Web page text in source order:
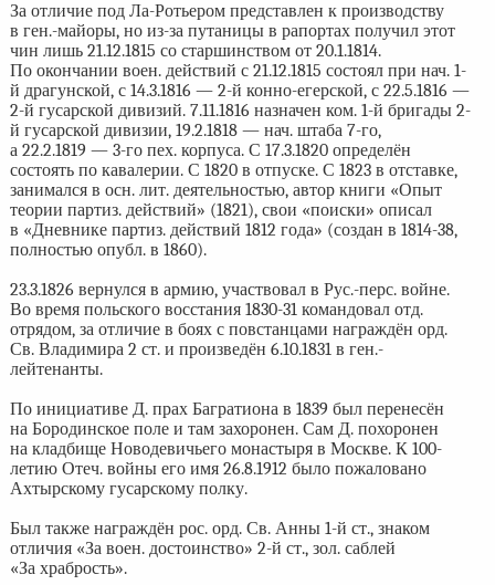
За отличие под Ла-Ротьером представлен к производству
в ген.-майоры, но из-за путаницы в рапортах получил этот
чин лишь 21.12.1815 со старшинством от 20.1.1814.
По окончании воен. действий с 21.12.1815 состоял при нач. 1-
й драгунской, с 14.3.1816 — 2-й конно-егерской, с 22.5.1816 —
2-й гусарской дивизий. 7.11.1816 назначен ком. 1-й бригады 2-
й гусарской дивизии, 19.2.1818 — нач. штаба 7-го,
а 22.2.1819 — 3-го пех. корпуса. С 17.3.1820 определён
состоять по кавалерии. С 1820 в отпуске. С 1823 в отставке,
занимался в осн. лит. деятельностью, автор книги «Опыт
теории партиз. действий» (1821), свои «поиски» описал
в «Дневнике партиз. действий 1812 года» (создан в 1814-38,
полностью опубл. в 1860).
23.3.1826 вернулся в армию, участвовал в Рус.-перс. войне.
Во время польского восстания 1830-31 командовал отд.
отрядом, за отличие в боях с повстанцами награждён орд.
Св. Владимира 2 ст. и произведён 6.10.1831 в ген.-
лейтенанты.
По инициативе Д. прах Багратиона в 1839 был перенесён
на Бородинское поле и там захоронен. Сам Д. похоронен
на кладбище Новодевичьего монастыря в Москве. К 100-
летию Отеч. войны его имя 26.8.1912 было пожаловано
Ахтырскому гусарскому полку.
Был также награждён рос. орд. Св. Анны 1-й ст., знаком
отличия «За воен. достоинство» 2-й ст., зол. саблей
«За храбрость».